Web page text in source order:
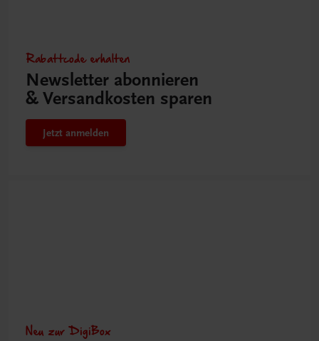
Rabattcode erhalten
Newsletter abonnieren
& Versandkosten sparen
Jetzt anmelden
Neu zur DigiBox